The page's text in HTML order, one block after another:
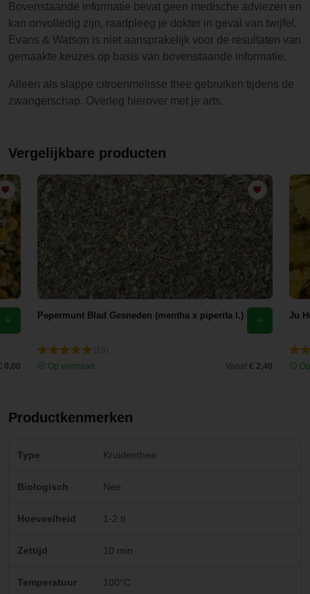
Bovenstaande informatie bevat geen medische adviezen en
kan onvolledig zijn, raadpleeg je dokter in geval van twijfel.
Evans & Watson is niet aansprakelijk voor de resultaten van
gemaakte keuzes op basis van bovenstaande informatie.
Alleen als slappe citroenmelisse thee gebruiken tijdens de
zwangerschap. Overleg hierover met je arts.
Vergelijkbare producten
0,00
Pepermunt Blad Gesneden (mentha x piperita l.)
Op voorraad
Vanaf € 2,40
Ju
Productkenmerken
Type Kruidenthee
Biologisch Nee
Hoeveelheid 1-2 tl
Zettijd 10 min.
Temperatuur
100°C